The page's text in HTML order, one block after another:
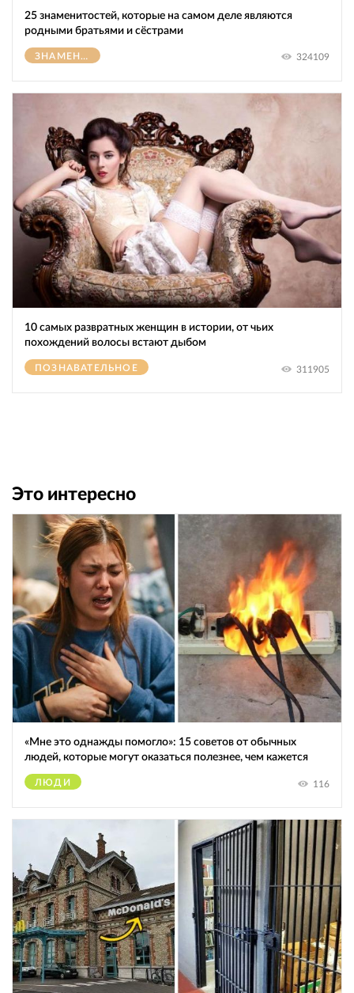
25 знаменитостей, которые на самом деле являются
родными братьями и сёстрами
ЗНАМЕНИТОСТИ 324109
10 самых развратных женщин в истории, от чьих
похождений волосы встают дыбом
ПОЗНАВАТЕЛЬНОЕ 311905
Это интересно
«Мне это однажды помогло»: 15 советов от обычных
людей, которые могут оказаться полезнее, чем кажется
ЛЮДИ 116